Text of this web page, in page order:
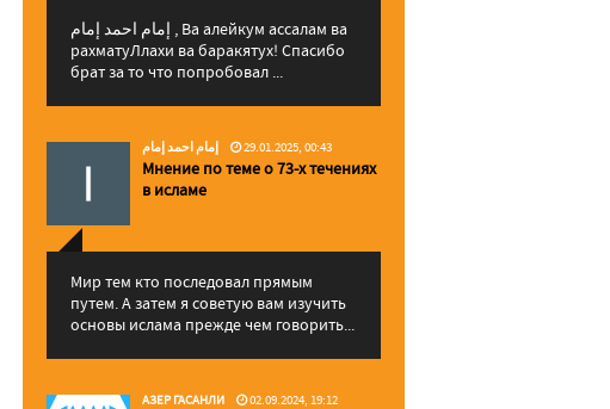
إمام احمد إمام , Ва алейкум ассалам ва
рахматуЛлахи ва баракятух! Спасибо
брат за то что попробовал ...
إمام احمد إمام 29.01.2025, 00:43
Мнение по теме о 73-х течениях
в исламе
Мир тем кто последовал прямым
путем. А затем я советую вам изучить
основы ислама прежде чем говорить...
АЗЕР ГАСАНЛИ 02.09.2024, 19:12